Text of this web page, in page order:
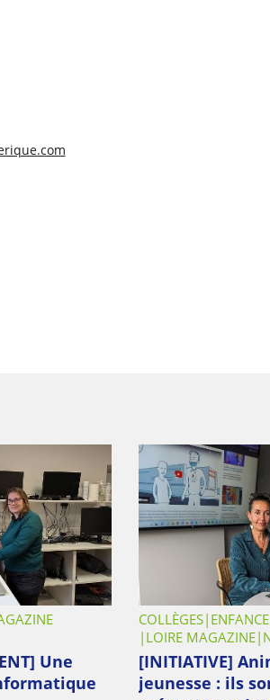
Une
COLLÈGES
LOIRE MAGAZINE
[INITIATIVE]
jeunesse : ils